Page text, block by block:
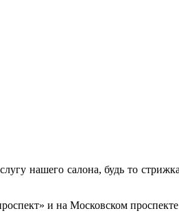
нашего салона, будь то
и на Московском